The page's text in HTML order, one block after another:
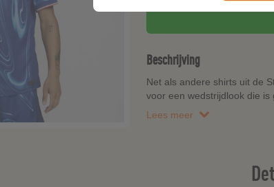
Beschrijving
Net als andere shirts uit de
voor een wedstrijdlook die is
Lees meer